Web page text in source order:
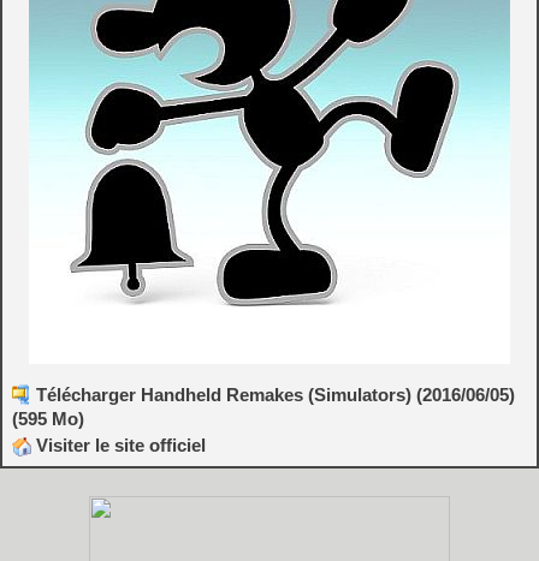
Télécharger Handheld Remakes (Simulators) (2016/06/05)
(595 Mo)
Visiter le site officiel